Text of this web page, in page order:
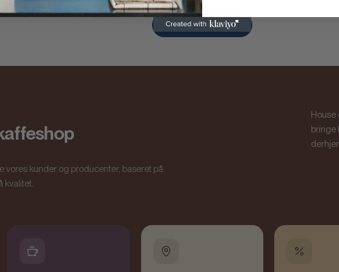
Se alle brands
vores kunder og producenter, baseret på
kvalitet.
House
bringe